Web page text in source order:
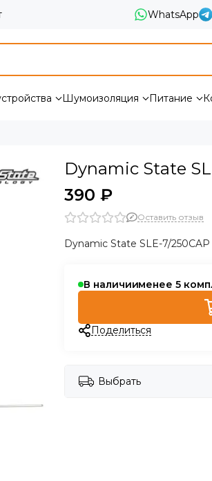
WhatsApp
Шумоизоляция Питание
Dynamic State
390 ₽
Оставить отзыв
Dynamic State SLE-7/250CAP
В наличиименее 5
Поделиться
Выбрать